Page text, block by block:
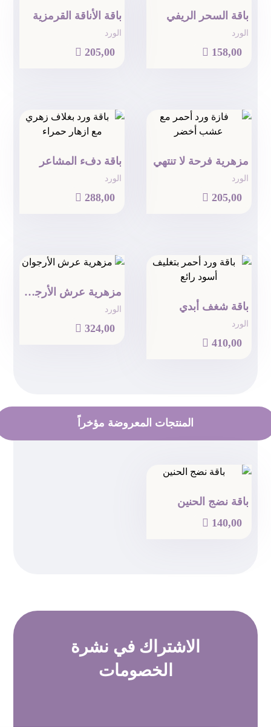
باقة السحر الريفي
الورد
 158,00
باقة الأناقة القرمزية
الورد
 205,00
مزهرية فرحة لا تنتهي
الورد
 205,00
باقة دفء المشاعر
الورد
 288,00
باقة شغف أبدي
الورد
 410,00
مزهرية عرش الأرجوان
الورد
 324,00
المنتجات المعروضة مؤخراً
باقة نضج الحنين
 140,00
الاشتراك في نشرة
الخصومات